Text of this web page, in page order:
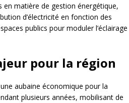
matière de gestion énergétique,
d’électricité en fonction des
publics pour moduler l’éclairage
pour la région
aubaine économique pour la
plusieurs années, mobilisant de